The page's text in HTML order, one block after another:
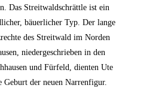
Das Streitwaldschrättle ist ein
bäuerlicher Typ. Der lange
des Streitwald im Norden
niedergeschrieben in den
und Fürfeld, dienten Ute
Geburt der neuen Narrenfigur.